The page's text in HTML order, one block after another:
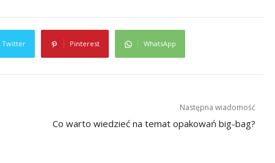
Twitter Pinterest WhatsApp
Następna wiadomość
Co warto wiedzieć na temat opakowań big-bag?